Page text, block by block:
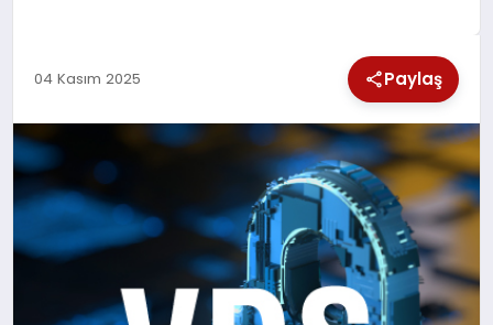
SPOR
TEKNOLOJI
YAŞAM
04 Kasım 2025 Paylaş